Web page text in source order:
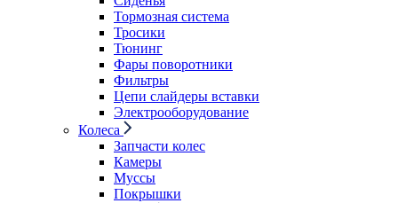
Тормозная система
Тросики
Тюнинг
Фары поворотники
Фильтры
Цепи слайдеры вставки
Электрооборудование
Колеса
Запчасти колес
Камеры
Муссы
Покрышки